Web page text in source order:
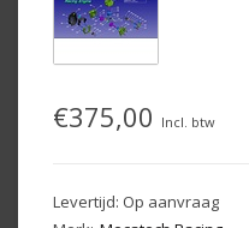
€375,00 Incl. btw
Levertijd: Op aanvraag